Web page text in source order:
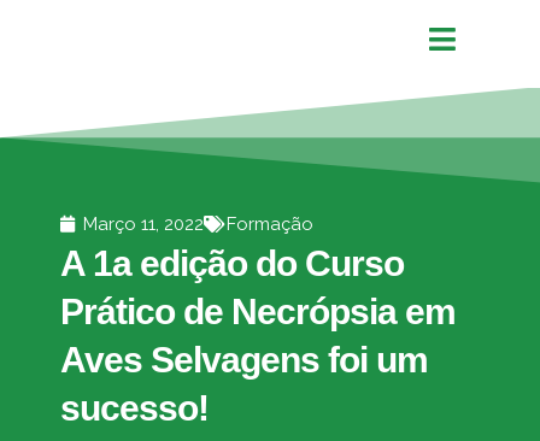
Março 11, 2022 Formação
A 1a edição do Curso
Prático de Necrópsia em
Aves Selvagens foi um
sucesso!